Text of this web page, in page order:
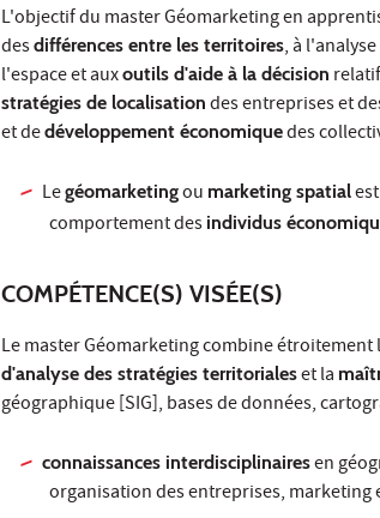
L'objectif du master Géomarketing en
desdifférences entre les territoires, à
l'espace et auxoutils d'aide à la décision
stratégies de localisation des entreprises et
et dedéveloppement économiquedes
Legéomarketingou marketing spatial
comportement des individus
COMPÉTENCE(S) VISÉE(S)
Le master Géomarketing combine
d'analyse des stratégies territorialeset la
géographique [SIG], bases de données,
connaissances interdisciplinairesen
organisation des entreprises,